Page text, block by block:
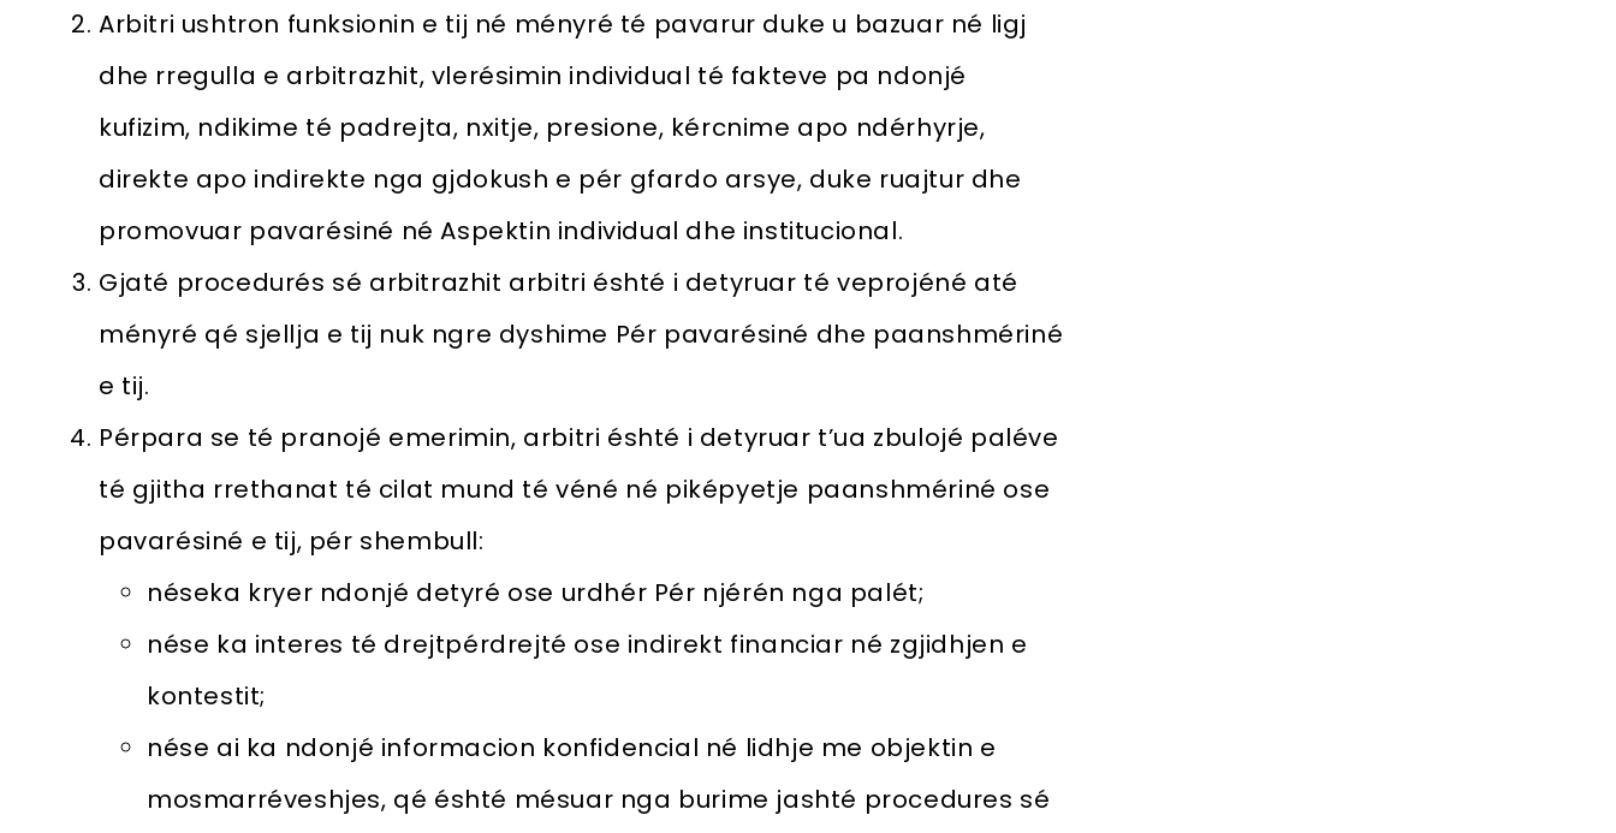
Arbitri ushtron funksionin e tij né ményré té pavarur duke u bazuar né ligj
dhe rregulla e arbitrazhit, vlerésimin individual té fakteve pa ndonjé
kufizim, ndikime té padrejta, nxitje, presione, kércnime apo ndérhyrje,
direkte apo indirekte nga gjdokush e pér gfardo arsye, duke ruajtur dhe
promovuar pavarésiné né Aspektin individual dhe institucional.
Gjaté procedurés sé arbitrazhit arbitri éshté i detyruar té veprojéné até
ményré qé sjellja e tij nuk ngre dyshime Pér pavarésiné dhe paanshmériné
e tij.
Pérpara se té pranojé emerimin, arbitri éshté i detyruar t’ua zbulojé paléve
té gjitha rrethanat té cilat mund té véné né piképyetje paanshmériné ose
pavarésiné e tij, pér shembull:
néseka kryer ndonjé detyré ose urdhér Pér njérén nga palét;
nése ka interes té drejtpérdrejté ose indirekt financiar né zgjidhjen e
kontestit;
nése ai ka ndonjé informacion konfidencial né lidhje me objektin e
mosmarréveshjes, qé éshté mésuar nga burime jashté procedures sé